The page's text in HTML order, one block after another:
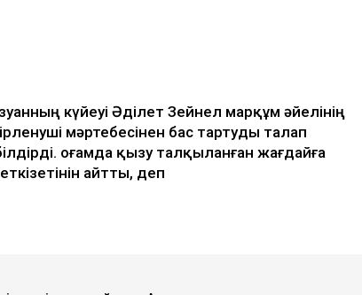
күйеуі Әділет Зейнел марқұм әйелінің
мәртебесінен бас тартуды талап
Қоғамда қызу талқыланған жағдайға
айтты, деп